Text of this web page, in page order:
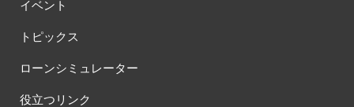
イベント
トピックス
ローンシミュレーター
役立つリンク